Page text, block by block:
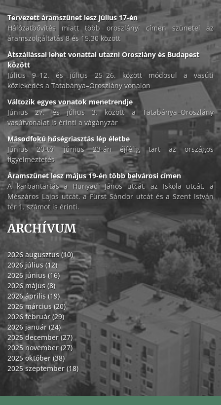
Tervezett áramszünet lesz július 17-én
Hálózatbővítés miatt több oroszlányi címen szünetel az
áramszolgáltatás 8 és 15.30 között
Átszállással lehet vonattal utazni Oroszlány és Budapest
között
Július 9–12. és július 25–26. között módosul a vasúti
közlekedés a Tatabánya–Oroszlány vonalon
Változik egyes vonatok menetrendje
Június 27. és július 3. között a Tatabánya–Oroszlány
vasútvonalat is érinti a vágányzár
Másodfokú hőségriasztás lép életbe
Június 20-tól június 23-án éjfélig tart az országos
figyelmeztetés
Áramszünet lesz május 19-én több belvárosi címen
A karbantartás a Hunyadi János utcát, az Iskola utcát, a
Mészáros Lajos utcát, a Fürst Sándor utcát és a Szent István
tér 1. számot is érinti.
ARCHÍVUM
2026 augusztus (10)
2026 július (12)
2026 június (16)
2026 május (8)
2026 április (19)
2026 március (20)
2026 február (29)
2026 január (24)
2025 december (27)
2025 november (27)
2025 október (38)
2025 szeptember (18)